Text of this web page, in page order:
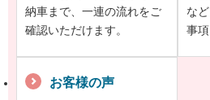
納車まで、一連の流れをご
確認いただけます。
な
事
お客様の声